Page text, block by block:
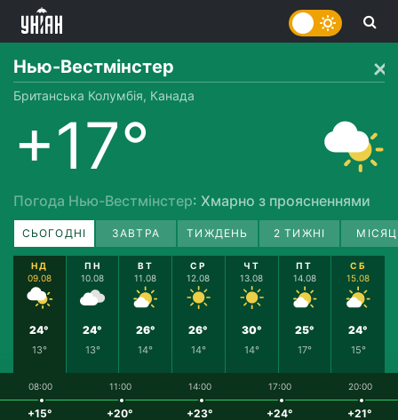
Нью-Вестмінстер
Британська Колумбія, Канада
+17°
Погода Нью-Вестмінстер: Хмарно з проясненнями
СЬОГОДНІ ЗАВТРА ТИЖДЕНЬ 2 ТИЖНІ
НД
09.08
24°
13°
ПН
10.08
24°
13°
ВТ
11.08
26°
14°
СР
12.08
26°
14°
ЧТ
13.08
30°
14°
ПТ
14.08
25°
17°
СБ
15.08
24°
15°
08:00
+15°
11:00
+20°
14:00
+23°
17:00
+24°
20:00
+21°